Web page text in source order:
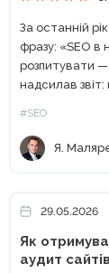
За останній
фразу: «SEO в
розпитувати —
надсилав звіт:
#SEO
Я.
29.05.2026
Як
аудит сайтів